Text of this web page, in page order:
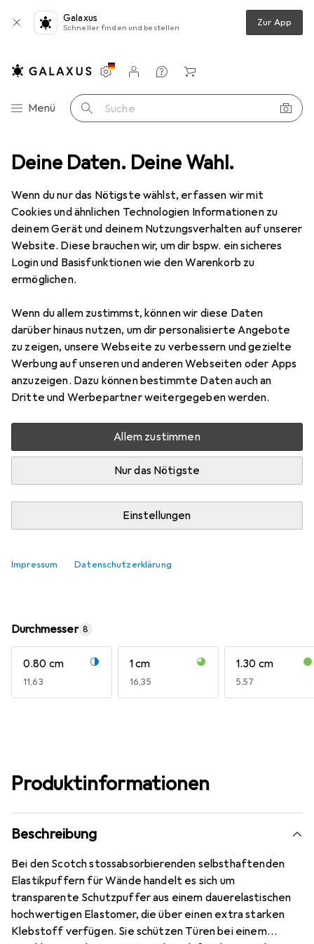
Deine Daten. Deine Wahl.
Wenn du nur das Nötigste wählst, erfassen wir mit
Cookies und ähnlichen Technologien Informationen zu
deinem Gerät und deinem Nutzungsverhalten auf unserer
Website. Diese brauchen wir, um dir bspw. ein sicheres
Login und Basisfunktionen wie den Warenkorb zu
ermöglichen.
Wenn du allem zustimmst, können wir diese Daten
darüber hinaus nutzen, um dir personalisierte Angebote
zu zeigen, unsere Webseite zu verbessern und gezielte
Werbung auf unseren und anderen Webseiten oder Apps
anzuzeigen. Dazu können bestimmte Daten auch an
Dritte und Werbepartner weitergegeben werden.
Allem zustimmen
Nur das Nötigste
Einstellungen
Impressum Datenschutzerklärung
Galaxus
Schneller finden und bestellen Zur App
Navigation nach Kategorien
Menü Suche
Einstellungen
Kundenkonto
Vergleichslisten
Merklisten
Warenkorb
Möbelgleiter + Schutzpuffer Scotch Schutzpuffer
5 Bilder
ScotchSchutzpuffer
Preis in EUR inkl. MwSt.
EUR
16,55
45
Bewertungen Marke
Mehr von Scotch
Zwischen Fr, 14.8. und Sa, 15.8. geliefert
Mehr als 10 Stück an Lager beim Lieferanten
Lieferort angeben für genaue Lieferzeit
In den Warenkorb
Durchmesser 8
0.80 cm
EUR
11,63
1 cm
EUR
16,35
1.30 cm
EUR
5,57
Produktinformationen
Beschreibung
Bei den Scotch stossabsorbierenden selbsthaftenden
Elastikpuffern für Wände handelt es sich um
transparente Schutzpuffer aus einem dauerelastischen
hochwertigen Elastomer, die über einen extra starken
Klebstoff verfügen. Sie schützen Türen bei einem